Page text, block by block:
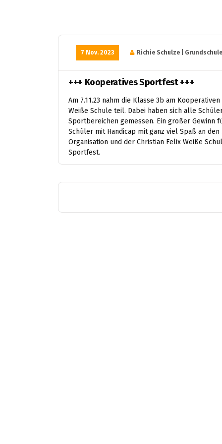
7 Nov. 2023 Richie Schulze |
+++ Kooperatives Sportfest +++
Am 7.11.23 nahm die Klasse 3b am
Weiße Schule teil. Dabei haben sich alle
Sportbereichen gemessen. Ein großer Gewinn
Schüler mit Handicap mit ganz viel Spaß an
Organisation und der Christian Felix Weiße
Sportfest.